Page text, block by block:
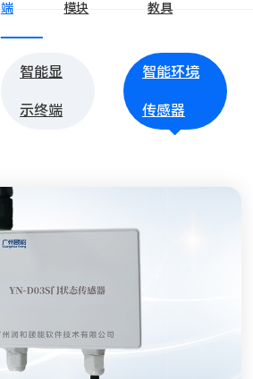
端 模块 教具
智能显
示终端
智能环境
传感器